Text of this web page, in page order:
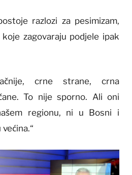
razlozi za pesimizam,
zagovaraju podjele ipak
crne strane, crna
To nije sporno. Ali oni
regionu, ni u Bosni i